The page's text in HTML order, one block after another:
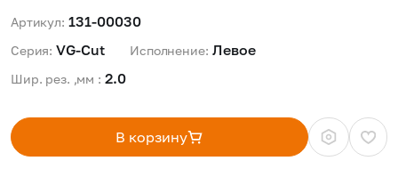
Артикул: 131-00030
Серия: VG-Cut Исполнение: Левое
Шир. рез. ,мм : 2.0
В корзину